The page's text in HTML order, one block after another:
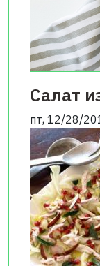
Салат
пт, 12/28/